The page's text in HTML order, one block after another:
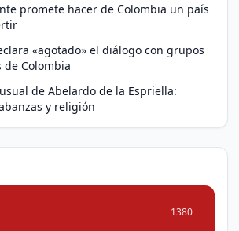
promete hacer de Colombia un país
«agotado» el diálogo con grupos
Colombia
de Abelardo de la Espriella:
y religión
1380